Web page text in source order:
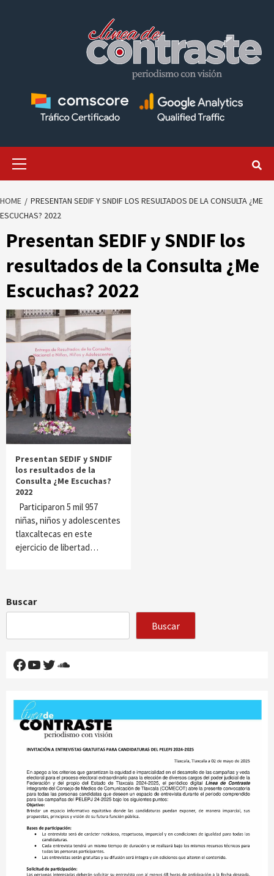
HOME
PRESENTAN SEDIF Y SNDIF LOS RESULTADOS DE LA CONSULTA ¿ME
ESCUCHAS? 2022
Presentan SEDIF y SNDIF los
resultados de la Consulta ¿Me
Escuchas? 2022
Presentan SEDIF y SNDIF
los resultados de la
Consulta ¿Me Escuchas?
2022
Participaron 5 mil 957
niñas, niños y adolescentes
tlaxcaltecas en este
ejercicio de libertad…
Buscar
Buscar
Facebook
YouTube
Twitter
SoundCloud